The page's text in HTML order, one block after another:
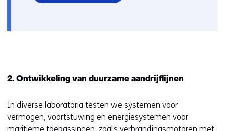
2. Ontwikkeling van duurzame aandrijflijnen
In diverse laboratoria testen we systemen voor
vermogen, voortstuwing en energiesystemen voor